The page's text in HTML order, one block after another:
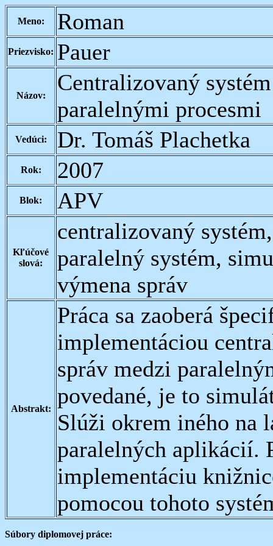
Meno: Roman
Priezvisko: Pauer
Názov:
Centralizovaný
paralelnými procesmi
Vedúci: Dr. Tomáš Plachetka
Rok: 2007
Blok: APV
Kľúčové
slová:
centralizovaný
paralelný systém,
výmena správ
Abstrakt:
Práca sa zaoberá
implementáciou
správ medzi
povedané, je to
Slúži okrem iného na
paralelných aplikácií.
implementáciu
pomocou tohoto
Súbory diplomovej práce: